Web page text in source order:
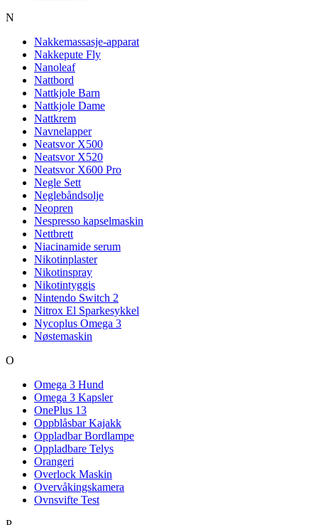
N
Nakkemassasje-apparat
Nakkepute Fly
Nanoleaf
Nattbord
Nattkjole Barn
Nattkjole Dame
Nattkrem
Navnelapper
Neatsvor X500
Neatsvor X520
Neatsvor X600 Pro
Negle Sett
Neglebåndsolje
Neopren
Nespresso kapselmaskin
Nettbrett
Niacinamide serum
Nikotinplaster
Nikotinspray
Nikotintyggis
Nintendo Switch 2
Nitrox El Sparkesykkel
Nycoplus Omega 3
Nøstemaskin
O
Omega 3 Hund
Omega 3 Kapsler
OnePlus 13
Oppblåsbar Kajakk
Oppladbar Bordlampe
Oppladbare Telys
Orangeri
Overlock Maskin
Overvåkingskamera
Ovnsvifte Test